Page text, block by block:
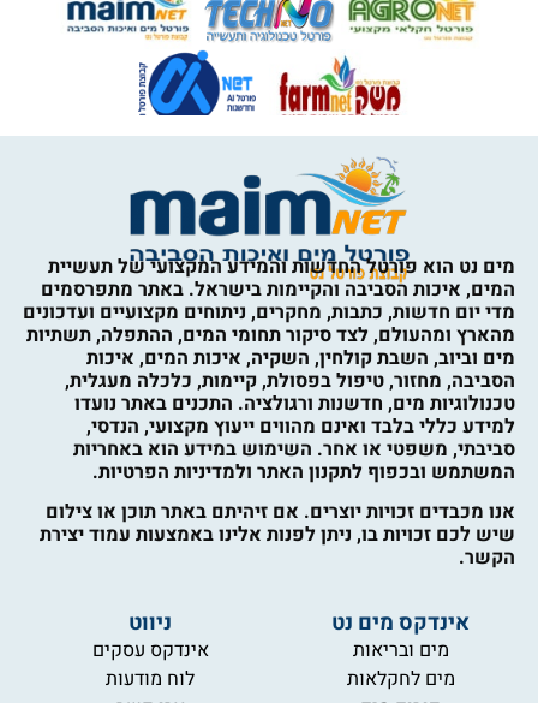
מים נט הוא פורטל החדשות והמידע המקצועי של תעשיית
המים, איכות הסביבה והקיימות בישראל. באתר מתפרסמים
מדי יום חדשות, כתבות, מחקרים, ניתוחים מקצועיים ועדכונים
מהארץ ומהעולם, לצד סיקור תחומי המים, ההתפלה, תשתיות
מים וביוב, השבת קולחין, השקיה, איכות המים, איכות
הסביבה, מחזור, טיפול בפסולת, קיימות, כלכלה מעגלית,
טכנולוגיות מים, חדשנות ורגולציה. התכנים באתר נועדו
למידע כללי בלבד ואינם מהווים ייעוץ מקצועי, הנדסי,
סביבתי, משפטי או אחר. השימוש במידע הוא באחריות
המשתמש ובכפוף לתקנון האתר ולמדיניות הפרטיות.
אנו מכבדים זכויות יוצרים. אם זיהיתם באתר תוכן או צילום
שיש לכם זכויות בו, ניתן לפנות אלינו באמצעות עמוד יצירת
הקשר.
אינדקס מים נט
מים ובריאות
מים לחקלאות
ניווט
אינדקס עסקים
לוח מודעות